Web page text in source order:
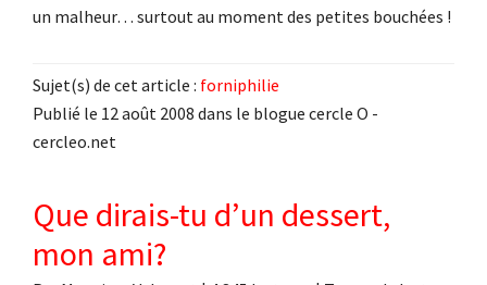
un malheur… surtout au moment des petites bouchées !
Sujet(s) de cet article : forniphilie
Publié le 12 août 2008 dans le blogue cercle O -
cercleo.net
Que dirais-tu d’un dessert,
mon ami?